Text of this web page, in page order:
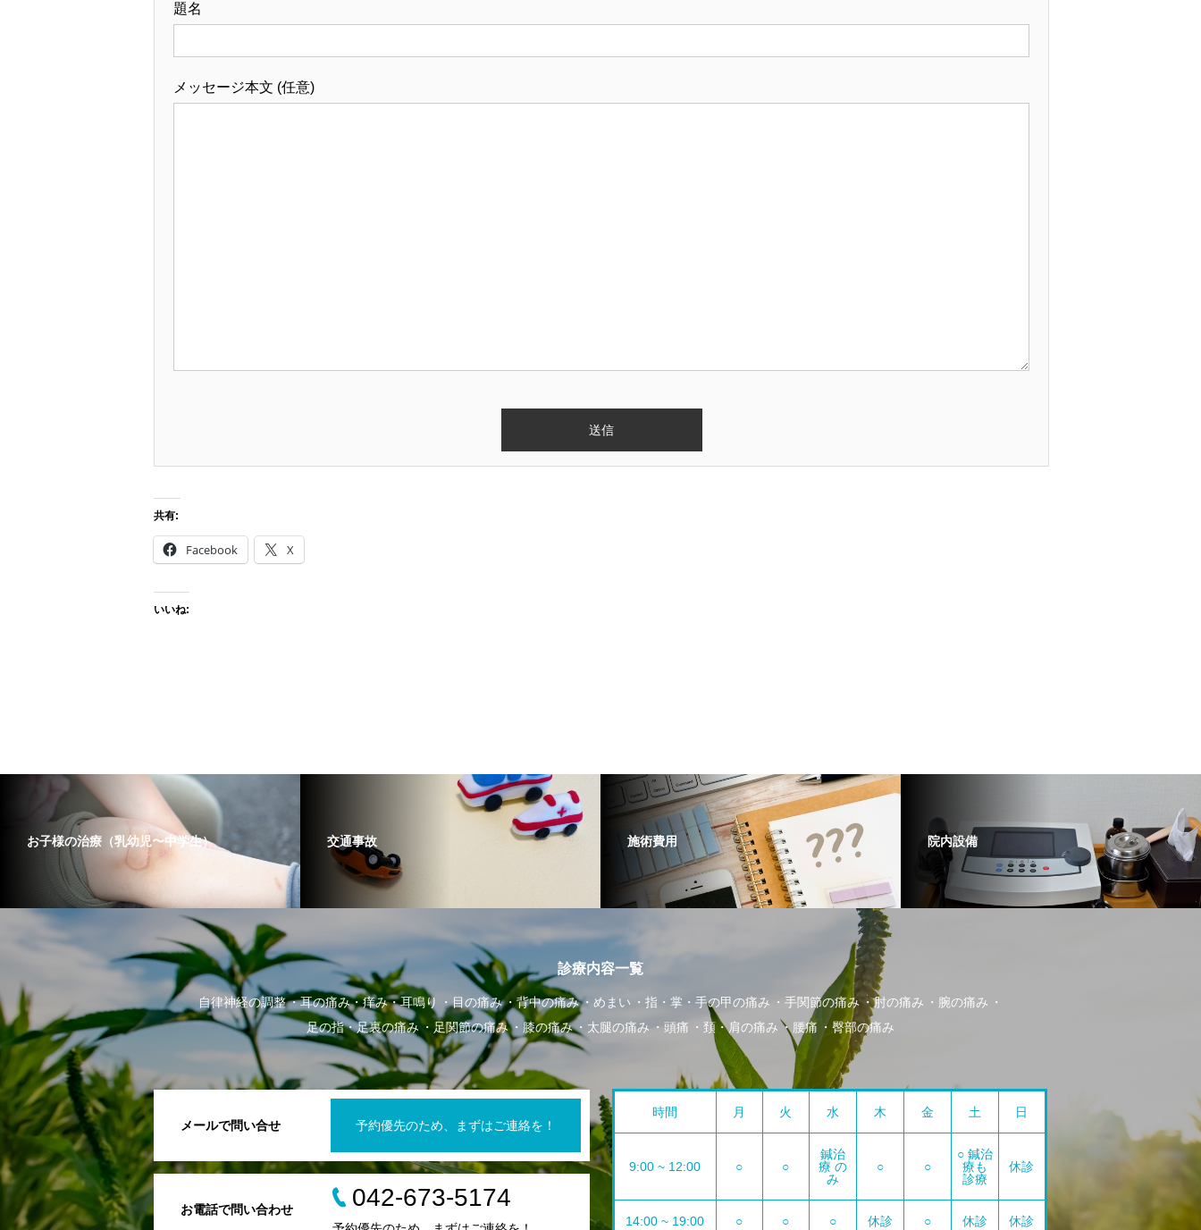
題名
メッセージ本文 (任意)
共有:
Facebook X
いいね:
お子様の治療（乳幼児〜中学生） 交通事故 施術費用 院内設備
診療内容一覧
自律神経の調整 耳の痛み・痒み・耳鳴り 目の痛み 背中の痛み めまい 指・掌・手の甲の痛み 手関節の痛み 肘の痛み
腕の痛み
足の指・足裏の痛み
足関節の痛み 膝の痛み 太腿の痛み 頭痛 頚・肩の痛み 腰痛 臀部の痛み
メールで問い合せ 予約優先のため、まずはご連絡を！
お電話で問い合わせ 042-673-5174
時間 月 火 水 木 金 土 日
9:00 ~ 12:00 ○ ○
鍼治
療 の
み
○ ○
○ 鍼治
療も
診療
休診
14:00 ~ 19:00 ○ ○ ○ 休診 ○ 休診 休診